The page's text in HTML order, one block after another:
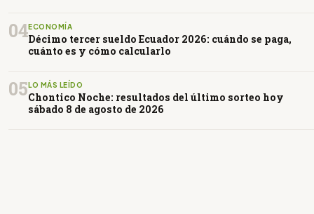
04ECONOMÍA
Décimo tercer sueldo Ecuador 2026: cuándo se paga,
cuánto es y cómo calcularlo
05LO MÁS LEÍDO
Chontico Noche: resultados del último sorteo hoy
sábado 8 de agosto de 2026